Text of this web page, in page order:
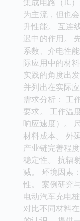
为主流，但也
升性能。 互连
迟中的作用。
系数、介电性
际应用中的材
实践的角度出
并列出在实际
需求分析： 工
要求。 工作温
响应速度）。
材料成本。 外
产业链完善程
稳定性。 抗辐
减。 环境因素
性。 案例研究
电动汽车充电
对比不同材料